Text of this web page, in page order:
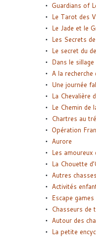
Guardians of
Le Tarot des
Le Jade et le
Les Secrets de
Le secret du
Dans le sillage
A la recherche
Une journée
La Chevalière
Le Chemin de
Chartres au
Opération
Aurore
Les amoureux
La Chouette
Autres
Activités
Escape
Chasseurs de
Autour des
La petite